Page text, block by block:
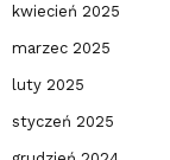
kwiecień 2025
marzec 2025
luty 2025
styczeń 2025